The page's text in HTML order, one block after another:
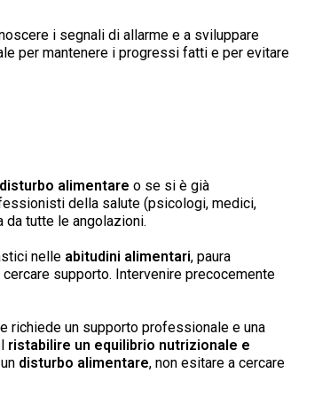
i segnali di allarme e a sviluppare
per mantenere i progressi fatti e per evitare
disturbo alimentare o se si è già
della salute (psicologi, medici,
da tutte le angolazioni.
nelle abitudini alimentari, paura
supporto. Intervenire precocemente
richiede un supporto professionale e una
ristabilire un equilibrio nutrizionale e
disturbo alimentare, non esitare a cercare